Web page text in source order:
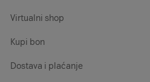
Virtualni shop
Kupi bon
Dostava i plaćanje